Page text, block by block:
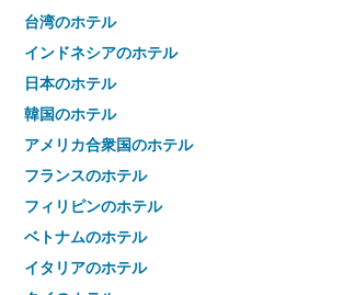
台湾のホテル
インドネシアのホテル
日本のホテル
韓国のホテル
アメリカ合衆国のホテル
フランスのホテル
フィリピンのホテル
ベトナムのホテル
イタリアのホテル